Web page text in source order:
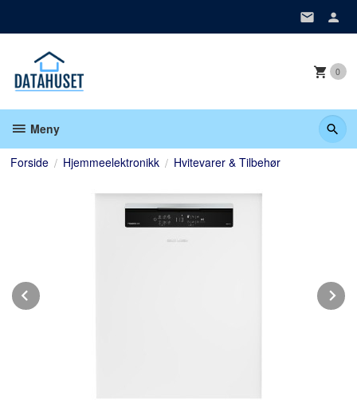
0
Meny
Forside Hjemmeelektronikk Hvitevarer & Tilbehør
Prev